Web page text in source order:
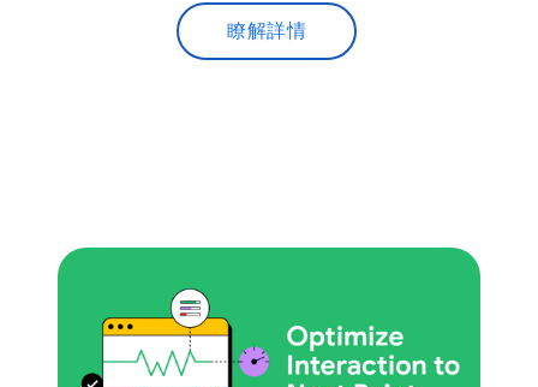
瞭解詳情